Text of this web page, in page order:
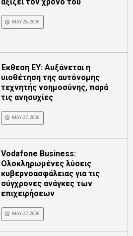
MAY 28, 2026
Έκθεση EY: Αυξάνεται η
υιοθέτηση της αυτόνομης
τεχνητής νοημοσύνης, παρά
τις ανησυχίες
MAY 27, 2026
Vodafone Business:
Ολοκληρωμένες λύσεις
κυβερνοασφάλειας για τις
σύγχρονες ανάγκες των
επιχειρήσεων
MAY 27, 2026